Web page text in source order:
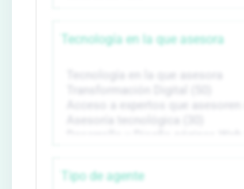
Tecnología en la que asesora
Tipo de agente